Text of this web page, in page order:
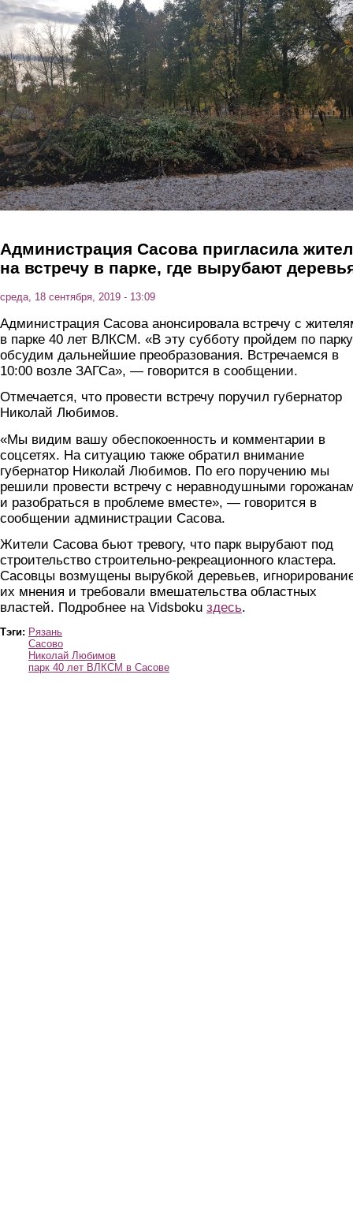
Перейти к основному содержанию
Администрация Сасова пригласила
на встречу в парке, где вырубают
среда, 18 сентября, 2019 - 13:09
Администрация Сасова анонсировала встречу с
в парке 40 лет ВЛКСМ. «В эту субботу пройдем по
обсудим дальнейшие преобразования. Встречаемся в
10:00 возле ЗАГСа», — говорится в сообщении.
Отмечается, что провести встречу поручил губернатор
Николай Любимов.
«Мы видим вашу обеспокоенность и комментарии в
соцсетях. На ситуацию также обратил внимание
губернатор Николай Любимов. По его поручению мы
решили провести встречу с неравнодушными
и разобраться в проблеме вместе», — говорится в
сообщении администрации Сасова.
Жители Сасова бьют тревогу, что парк вырубают под
строительство строительно-рекреационного кластера.
Сасовцы возмущены вырубкой деревьев,
их мнения и требовали вмешательства областных
властей. Подробнее на Vidsboku здесь.
Тэги: Рязань
Сасово
Николай Любимов
парк 40 лет ВЛКСМ в Сасове